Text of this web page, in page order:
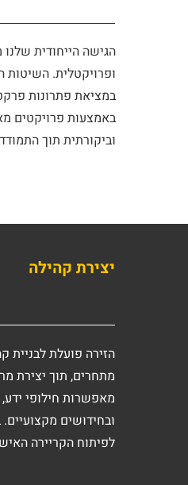
הגישה הייחודית
ופרויקטלית. השיטות
במציאת פתרונות
באמצעות פרויקטים
וביקורתית תוך
יצירת קהילה
הזירה פועלת לבניית
מתחרים, תוך יצירת
מאפשרות חילופי
ובחידושים
לפיתוח הקריירה